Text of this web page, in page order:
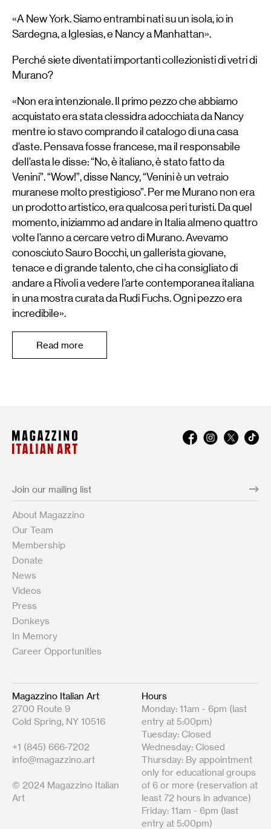
«A New York. Siamo entrambi nati su un isola, io in
Sardegna, a Iglesias, e Nancy a Manhattan».
Perché siete diventati importanti collezionisti di vetri di
Murano?
«Non era intenzionale. Il primo pezzo che abbiamo
acquistato era stata clessidra adocchiata da Nancy
mentre io stavo comprando il catalogo di una casa
d’aste. Pensava fosse francese, ma il responsabile
dell’asta le disse: “No, è italiano, è stato fatto da
Venini”. “Wow!”, disse Nancy, “Venini è un vetraio
muranese molto prestigioso”. Per me Murano non era
un prodotto artistico, era qualcosa peri turisti. Da quel
momento, iniziammo ad andare in Italia almeno quattro
volte l’anno a cercare vetro di Murano. Avevamo
conosciuto Sauro Bocchi, un gallerista giovane,
tenace e di grande talento, che ci ha consigliato di
andare a Rivoli a vedere l’arte contemporanea italiana
in una mostra curata da Rudi Fuchs. Ogni pezzo era
incredibile».
Read more
About Magazzino
Our Team
Membership
Donate
News
Videos
Press
Donkeys
In Memory
Career Opportunities
Magazzino Italian Art
2700 Route 9
Cold Spring, NY 10516
+1 (845) 666-7202
info@magazzino.art
© 2024 Magazzino Italian
Art
Hours
Monday: 11am - 6pm (last
entry at 5:00pm)
Tuesday: Closed
Wednesday: Closed
Thursday: By appointment
only for educational groups
of 6 or more (reservation at
least 72 hours in advance)
Friday: 11am - 6pm (last
entry at 5:00pm)